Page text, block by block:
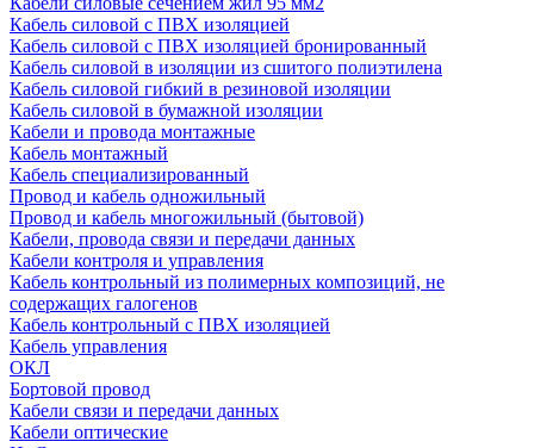
Кабель силовой с ПВХ изоляцией
Кабель силовой с ПВХ изоляцией бронированный
Кабель силовой в изоляции из сшитого полиэтилена
Кабель силовой гибкий в резиновой изоляции
Кабель силовой в бумажной изоляции
Кабели и провода монтажные
Кабель монтажный
Кабель специализированный
Провод и кабель одножильный
Провод и кабель многожильный (бытовой)
Кабели, провода связи и передачи данных
Кабели контроля и управления
Кабель контрольный из полимерных композиций, не
содержащих галогенов
Кабель контрольный с ПВХ изоляцией
Кабель управления
ОКЛ
Бортовой провод
Кабели связи и передачи данных
Кабели оптические